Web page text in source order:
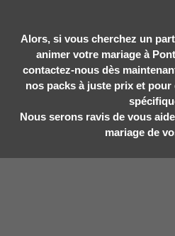
Alors, si vous cherchez un
animer votre mariage à
contactez-nous dès
nos packs à juste prix et
Nous serons ravis de vous
mariage de